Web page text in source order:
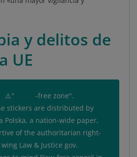
y delitos de
UE
⚠️"
-free zone".
stickers are distributed by
Polska, a nation-wide paper,
of the authoritarian right-
wing Law & Justice gov.